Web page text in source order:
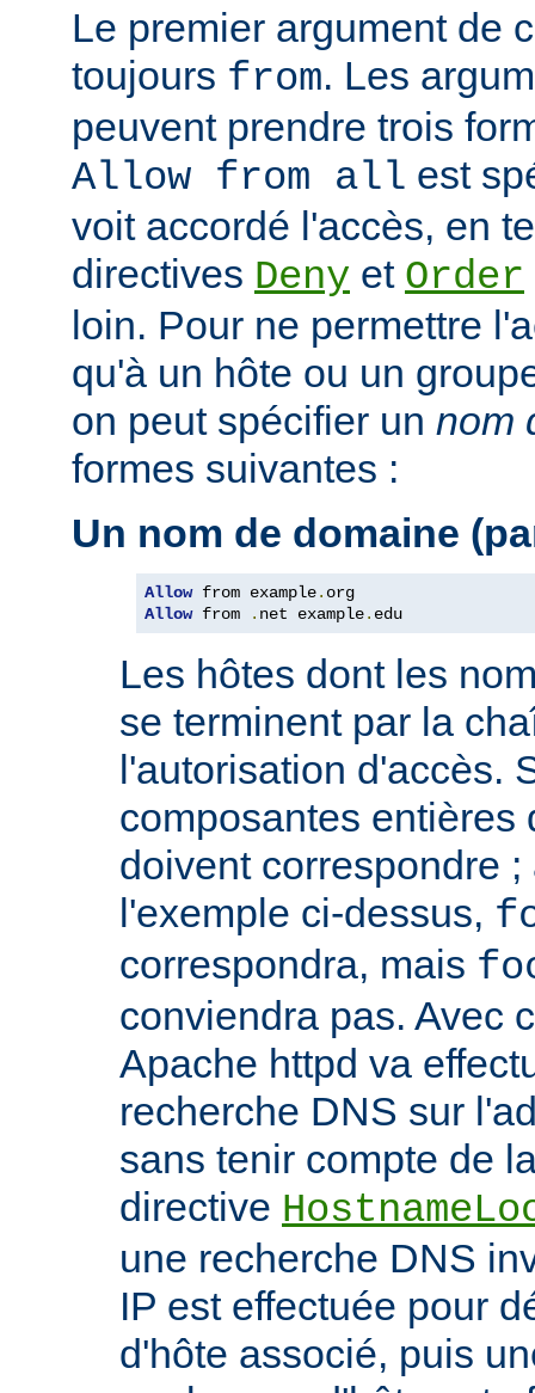
Le premier argument de
toujours from. Les
peuvent prendre trois
Allow from all est
voit accordé l'accès, en
directives Deny et Order
loin. Pour ne permettre
qu'à un hôte ou un
on peut spécifier un nom
formes suivantes :
Un nom de domaine
Allow from example.
Allow from . net example. edu
Les hôtes dont les
se terminent par la
l'autorisation d'accès.
composantes entières
doivent correspondre
l'exemple ci-dessus,
correspondra, mais
conviendra pas. Avec
Apache httpd va
recherche DNS sur
sans tenir compte de
directive
une recherche DNS
IP est effectuée pour
d'hôte associé, puis